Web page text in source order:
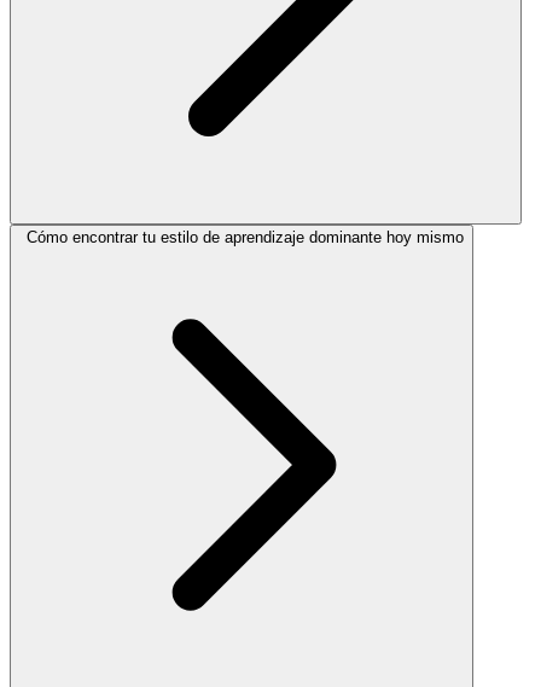
Cómo encontrar tu estilo de aprendizaje dominante hoy mismo